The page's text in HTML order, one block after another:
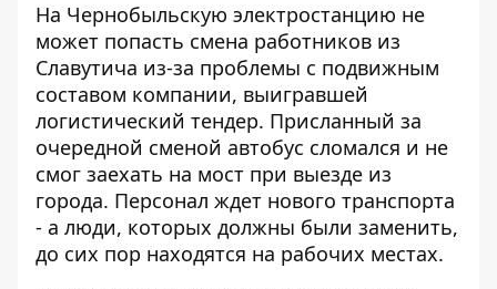
На Чернобыльскую электростанцию ​​не
может попасть смена работников из
Славутича из-за проблемы с подвижным
составом компании, выигравшей
логистический тендер. Присланный за
очередной сменой автобус сломался и не
смог заехать на мост при выезде из
города. Персонал ждет нового транспорта
- а люди, которых должны были заменить,
до сих пор находятся на рабочих местах.